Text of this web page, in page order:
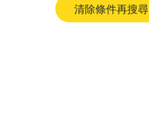
清除條件再搜尋